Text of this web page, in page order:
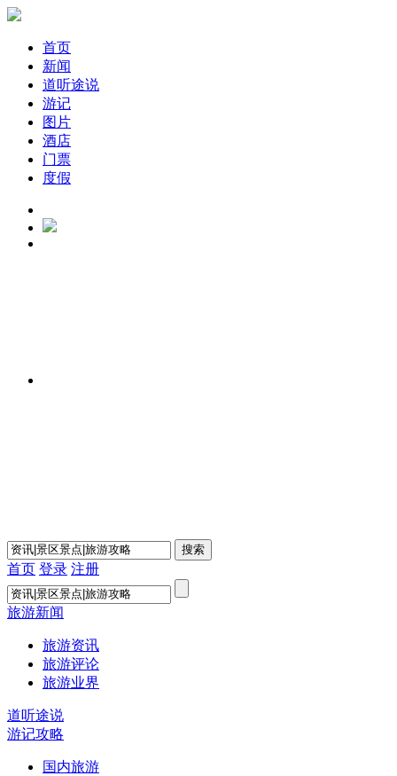
首页
新闻
道听途说
游记
图片
酒店
门票
度假
首页 登录 注册
旅游新闻
旅游资讯
旅游评论
旅游业界
道听途说
游记攻略
国内旅游